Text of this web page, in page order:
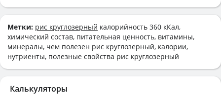
Метки: рис круглозерный калорийность 360 кКал,
химический состав, питательная ценность, витамины,
минералы, чем полезен рис круглозерный, калории,
нутриенты, полезные свойства рис круглозерный
Калькуляторы